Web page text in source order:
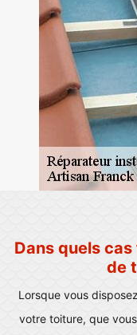
Dans quels
de
Lorsque vous
votre toiture, que